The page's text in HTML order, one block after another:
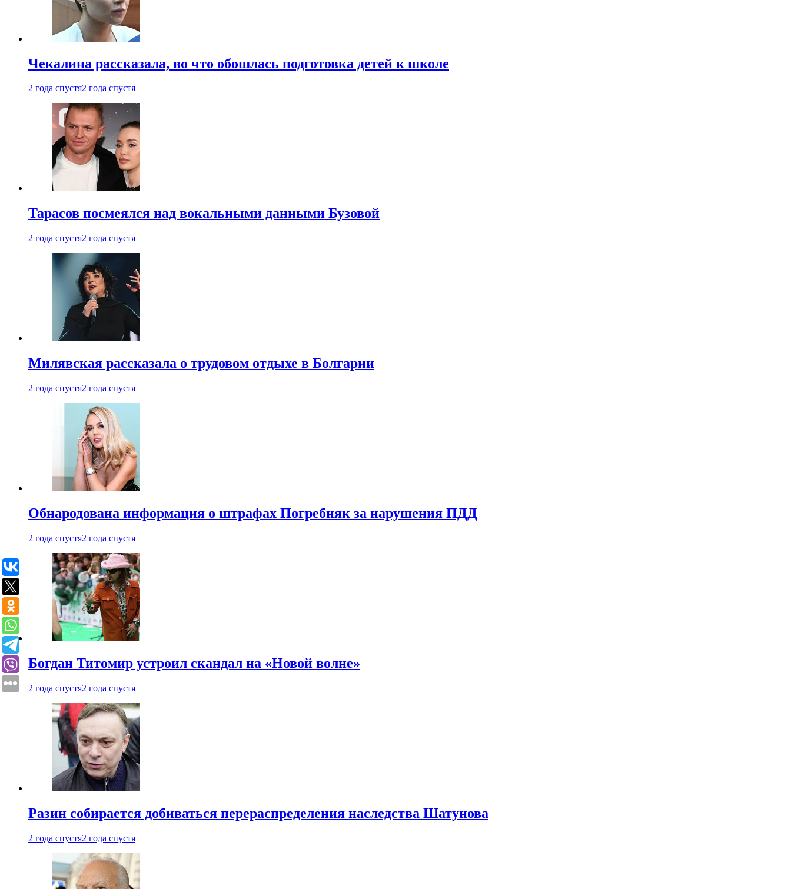
Чекалина рассказала, во что обошлась подготовка детей к школе
2 года спустя2 года спустя
Тарасов посмеялся над вокальными данными Бузовой
2 года спустя2 года спустя
Милявская рассказала о трудовом отдыхе в Болгарии
2 года спустя2 года спустя
Обнародована информация о штрафах Погребняк за нарушения ПДД
2 года спустя2 года спустя
Богдан Титомир устроил скандал на «Новой волне»
2 года спустя2 года спустя
Разин собирается добиваться перераспределения наследства Шатунова
2 года спустя2 года спустя